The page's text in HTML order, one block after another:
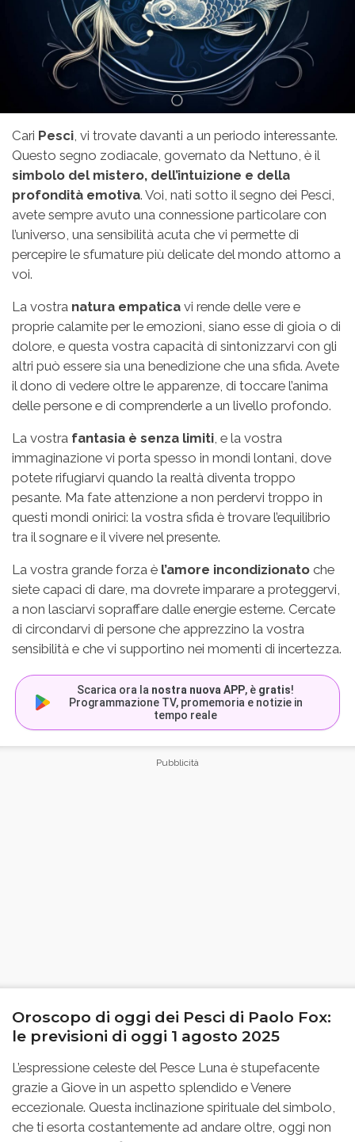
Cari Pesci, vi trovate davanti a un periodo interessante.
Questo segno zodiacale, governato da Nettuno, è il
simbolo del mistero, dell’intuizione e della
profondità emotiva. Voi, nati sotto il segno dei Pesci,
avete sempre avuto una connessione particolare con
l’universo, una sensibilità acuta che vi permette di
percepire le sfumature più delicate del mondo attorno a
voi.
La vostra natura empatica vi rende delle vere e
proprie calamite per le emozioni, siano esse di gioia o di
dolore, e questa vostra capacità di sintonizzarvi con gli
altri può essere sia una benedizione che una sfida. Avete
il dono di vedere oltre le apparenze, di toccare l’anima
delle persone e di comprenderle a un livello profondo.
La vostra fantasia è senza limiti, e la vostra
immaginazione vi porta spesso in mondi lontani, dove
potete rifugiarvi quando la realtà diventa troppo
pesante. Ma fate attenzione a non perdervi troppo in
questi mondi onirici: la vostra sfida è trovare l’equilibrio
tra il sognare e il vivere nel presente.
La vostra grande forza è l’amore incondizionato che
siete capaci di dare, ma dovrete imparare a proteggervi,
a non lasciarvi sopraffare dalle energie esterne. Cercate
di circondarvi di persone che apprezzino la vostra
sensibilità e che vi supportino nei momenti di incertezza.
Scarica ora la nostra nuova APP, è gratis!
Programmazione TV, promemoria e notizie in
tempo reale
Oroscopo di oggi dei Pesci di Paolo Fox:
le previsioni di oggi 1 agosto 2025
L’espressione celeste del Pesce Luna è stupefacente
grazie a Giove in un aspetto splendido e Venere
eccezionale. Questa inclinazione spirituale del simbolo,
che ti esorta costantemente ad andare oltre, oggi non